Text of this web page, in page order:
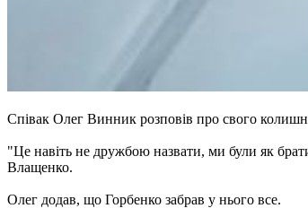
Співак Олег Винник розповів про свого
"Це навіть не дружбою назвати, ми були як
Влащенко.
Олег додав, що Горбенко забрав у нього все.